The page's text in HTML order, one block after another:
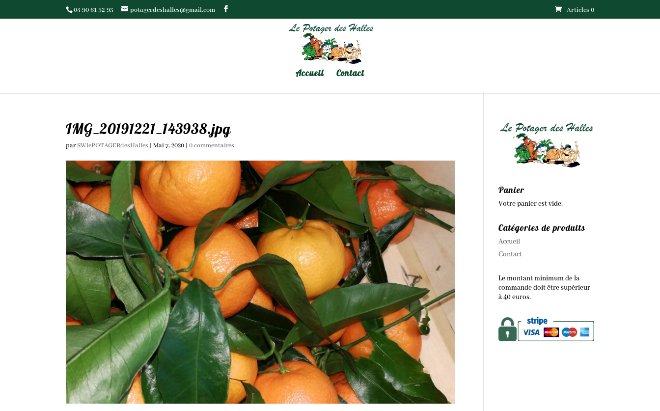
04 90 61 52 93 potagerdeshalles@gmail.com Articles 0
Accueil Contact
IMG_20191221_143938.jpg
parSWlePOTAGERdesHalles |Mai 7, 2020 |0 commentaires
Panier
Votre panier est vide.
Catégories de produits
Accueil
Contact
Le montant minimum de la
commande doit être supérieur
à 40 euros.